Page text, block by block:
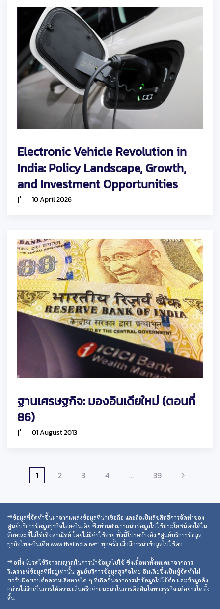
Electronic Vehicle Revolution in
India: Policy Landscape, Growth,
and Investment Opportunities
10 April 2026
ฐานเศรษฐกิจ: มองอินเดียใหม่ (ตอนที่
86)
01 August 2013
1 2 3 4 … 39
**ข้อมูลที่จัดทำขึ้นมาจากแหล่งข้อมูลที่น่าเชื่อถือ และถือเป็นลิขสิทธิ์การจัดทำของ
ศูนย์บริการข้อมูลธุรกิจไทย-อินเดีย ซึ่งท่านสามารถนำข้อมูลไปใช้ประโยชน์ต่อได้ใน
ลักษณะที่ไม่ใช่เชิงพาณิชย์ โดยไม่มีค่าใช้จ่าย ทั้งนี้โปรดอ้างอิง "ศูนย์บริการข้อมูล
ธุรกิจไทย-อินเดีย www.thaiindia.net" ทุกครั้ง เมื่อมีการนำข้อมูลไปใช้ต่อ
** อนึ่ง โปรดใช้วิจารณญาณในการนำข้อมูลไปใช้ ซึ่งเนื้อหาทั้งหมดมาจากการ
วิเคราะห์ข้อมูลที่มีอยู่เท่านั้น ศูนย์บริการข้อมูลธุรกิจไทย-อินเดียซึ่งเป็นผู้จัดทำไม่
ขอรับผิดชอบต่อความเสียหายใด ๆ ที่เกิดขึ้นจากการนำข้อมูลไปใช้ต่อ และข้อมูลดัง
กล่าวไม่ถือเป็นการให้ความเห็นหรือคำแนะนำในการตัดสินใจทางธุรกิจแต่อย่างใดทั้ง
สิ้น